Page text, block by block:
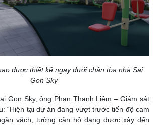
được thiết kế ngay dưới chân tòa nhà Sai
Gon Sky
Gon Sky, ông Phan Thanh Liêm – Giám sát
“Hiện tại dự án đang vượt trước tiến độ cam
vách, tường căn hộ đang được xây đến